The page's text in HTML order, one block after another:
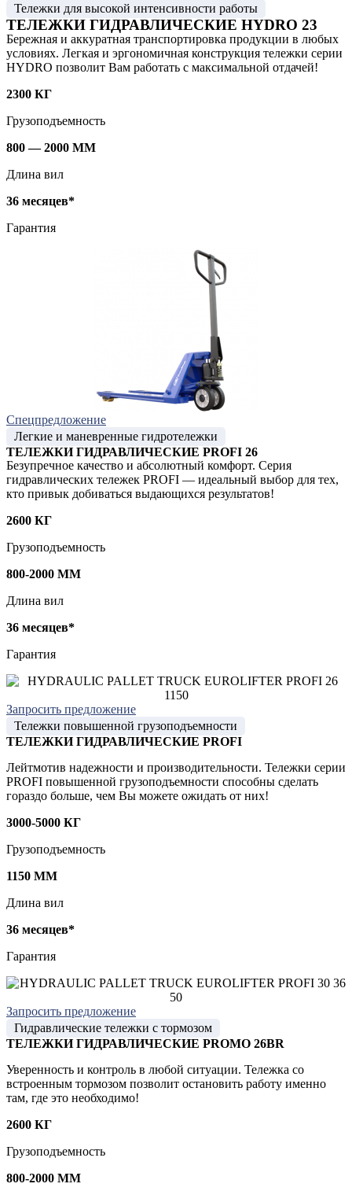
Тележки для высокой интенсивности работы
ТЕЛЕЖКИ ГИДРАВЛИЧЕСКИЕ HYDRO 23
Бережная и аккуратная транспортировка продукции в любых
условиях. Легкая и эргономичная конструкция тележки серии
HYDRO позволит Вам работать с максимальной отдачей!
2300 КГ
Грузоподъемность
800 — 2000 ММ
Длина вил
36 месяцев*
Гарантия
Спецпредложение
Легкие и маневренные гидротележки
ТЕЛЕЖКИ ГИДРАВЛИЧЕСКИЕ PROFI 26
Безупречное качество и абсолютный комфорт. Серия
гидравлических тележек PROFI — идеальный выбор для тех,
кто привык добиваться выдающихся результатов!
2600 КГ
Грузоподъемность
800-2000 ММ
Длина вил
36 месяцев*
Гарантия
Запросить предложение
Тележки повышенной грузоподъемности
ТЕЛЕЖКИ ГИДРАВЛИЧЕСКИЕ PROFI
Лейтмотив надежности и производительности. Тележки серии
PROFI повышенной грузоподъемности способны сделать
гораздо больше, чем Вы можете ожидать от них!
3000-5000 КГ
Грузоподъемность
1150 ММ
Длина вил
36 месяцев*
Гарантия
Запросить предложение
Гидравлические тележки с тормозом
ТЕЛЕЖКИ ГИДРАВЛИЧЕСКИЕ PROMO 26BR
Уверенность и контроль в любой ситуации. Тележка со
встроенным тормозом позволит остановить работу именно
там, где это необходимо!
2600 КГ
Грузоподъемность
800-2000 ММ